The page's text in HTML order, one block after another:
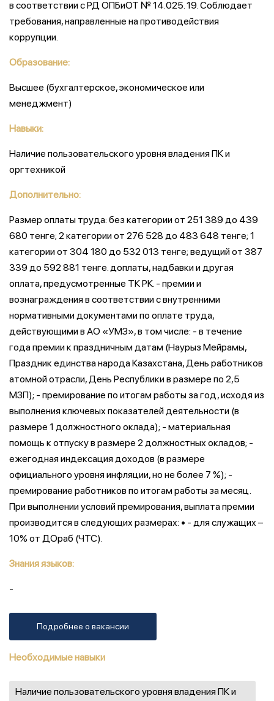
в соответствии с РД ОПБиОТ № 14.025. 19. Соблюдает
требования, направленные на противодействия
коррупции.
Образование:
Высшее (бухгалтерское, экономическое или
менеджмент)
Навыки:
Наличие пользовательского уровня владения ПК и
оргтехникой
Дополнительно:
Размер оплаты труда: без категории от 251 389 до 439
680 тенге; 2 категории от 276 528 до 483 648 тенге; 1
категории от 304 180 до 532 013 тенге; ведущий от 387
339 до 592 881 тенге. доплаты, надбавки и другая
оплата, предусмотренные ТК РК. - премии и
вознаграждения в соответствии с внутренними
нормативными документами по оплате труда,
действующими в АО «УМЗ», в том числе: - в течение
года премии к праздничным датам (Наурыз Мейрамы,
Праздник единства народа Казахстана, День работников
атомной отрасли, День Республики в размере по 2,5
МЗП); - премирование по итогам работы за год, исходя из
выполнения ключевых показателей деятельности (в
размере 1 должностного оклада); - материальная
помощь к отпуску в размере 2 должностных окладов; -
ежегодная индексация доходов (в размере
официального уровня инфляции, но не более 7 %); -
премирование работников по итогам работы за месяц.
При выполнении условий премирования, выплата премии
производится в следующих размерах: • - для служащих –
10% от ДОраб (ЧТС).
Знания языков:
-
Подробнее о вакансии
Необходимые навыки
Наличие пользовательского уровня владения ПК и